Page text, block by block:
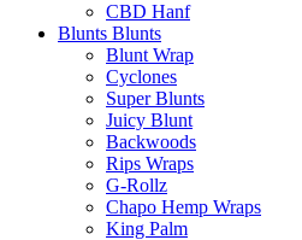
CBD Hanf
Blunts Blunts
Blunt Wrap
Cyclones
Super Blunts
Juicy Blunt
Backwoods
Rips Wraps
G-Rollz
Chapo Hemp Wraps
King Palm